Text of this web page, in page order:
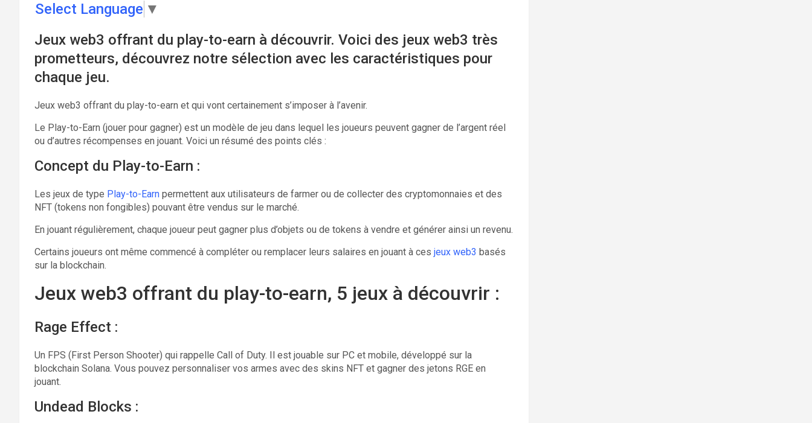
Select Language ▼
Jeux web3 offrant du play-to-earn à découvrir. Voici des jeux web3 très
prometteurs, découvrez notre sélection avec les caractéristiques pour
chaque jeu.
Jeux web3 offrant du play-to-earn et qui vont certainement s’imposer à l’avenir.
Le Play-to-Earn (jouer pour gagner) est un modèle de jeu dans lequel les joueurs peuvent gagner de l’argent réel
ou d’autres récompenses en jouant. Voici un résumé des points clés :
Concept du Play-to-Earn :
Les jeux de type Play-to-Earn permettent aux utilisateurs de farmer ou de collecter des cryptomonnaies et des
NFT (tokens non fongibles) pouvant être vendus sur le marché.
En jouant régulièrement, chaque joueur peut gagner plus d’objets ou de tokens à vendre et générer ainsi un revenu.
Certains joueurs ont même commencé à compléter ou remplacer leurs salaires en jouant à ces jeux web3 basés
sur la blockchain.
Jeux web3 offrant du play-to-earn, 5 jeux à découvrir :
Rage Effect :
Un FPS (First Person Shooter) qui rappelle Call of Duty. Il est jouable sur PC et mobile, développé sur la
blockchain Solana. Vous pouvez personnaliser vos armes avec des skins NFT et gagner des jetons RGE en
jouant.
Undead Blocks :